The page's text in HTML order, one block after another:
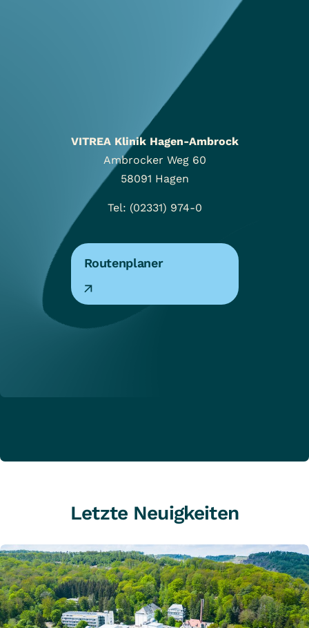
VITREA Klinik Hagen-Ambrock
Ambrocker Weg 60
58091 Hagen
Tel: (02331) 974-0
Routenplaner
Letzte Neuigkeiten